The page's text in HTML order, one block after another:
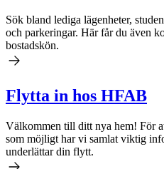
Sök bland lediga lägenheter,
och parkeringar. Här får du även
bostadskön.
Flytta in hos HFAB
Välkommen till ditt nya hem! För
som möjligt har vi samlat viktig
underlättar din flytt.